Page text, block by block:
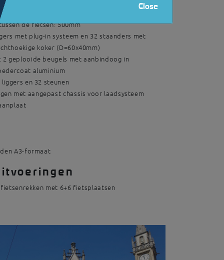
Movilo 500 met elk 6+6 fietsplaatsen
de fietsen: 500mm
met plug-in systeem en 32 staanders met
koker (D=60x40mm)
2 geplooide beugels met aanbindoog in
aluminium
en 32 steunen
met aangepast chassis voor laadsysteem
A3-formaat
met 6+6 fietsplaatsen
Close